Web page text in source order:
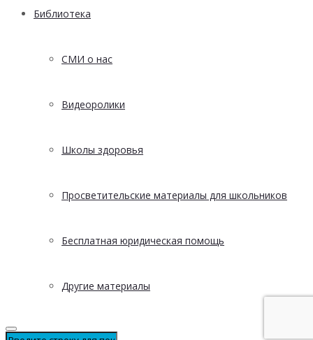
Библиотека
СМИ о нас
Видеоролики
Школы здоровья
Просветительские материалы для школьников
Бесплатная юридическая помощь
Другие материалы